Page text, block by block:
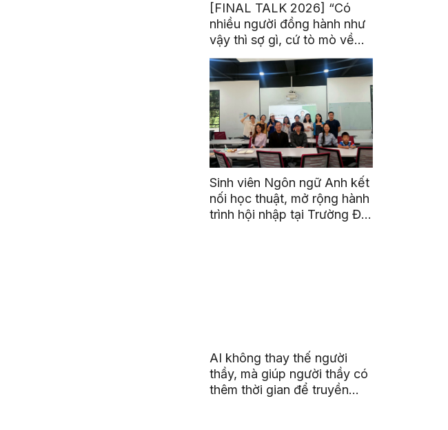
[FINAL TALK 2026] “Có
nhiều người đồng hành như
vậy thì sợ gì, cứ tò mò về
thế giới thôi”
Sinh viên Ngôn ngữ Anh kết
nối học thuật, mở rộng hành
trình hội nhập tại Trường Đại
AI không thay thế người
thầy, mà giúp người thầy có
thêm thời gian để truyền